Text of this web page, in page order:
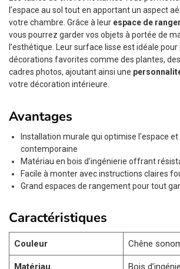
l’espace au sol tout en apportant un aspect
votre chambre. Grâce à leur espace de
vous pourrez garder vos objets à portée de
l’esthétique. Leur surface lisse est idéale
décorations favorites comme des plantes,
cadres photos, ajoutant ainsi une
votre décoration intérieure.
Avantages
Installation murale qui optimise l’espace
contemporaine
Matériau en bois d’ingénierie offrant
Facile à monter avec instructions claires
Grand espaces de rangement pour tout
Caractéristiques
Couleur Chêne
Matériau Bois